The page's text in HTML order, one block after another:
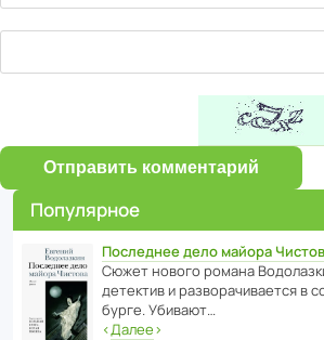
Отправить комментарий
Популярное
Последнее дело майора
Сюжет нового романа
дете­ктив и разво­ра­чи­ва­ется
бурге. Убивают…
‹Далее›